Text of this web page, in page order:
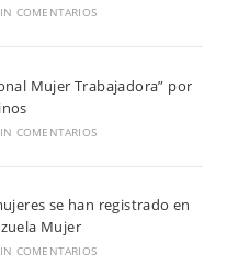
COMENTARIOS
Mujer Trabajadora” por
COMENTARIOS
se han registrado en
Mujer
COMENTARIOS